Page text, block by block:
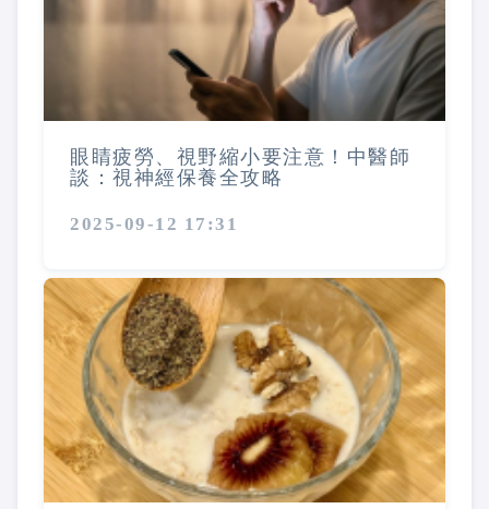
眼睛疲勞、視野縮小要注意！中醫師
談：視神經保養全攻略
2025-09-12 17:31